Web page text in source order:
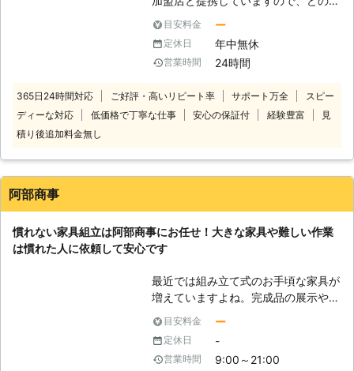
方にお住まいのお客様でも迅速に対応
いたします。 コールセンターでは24
時間365日年中無休でお電話を受け付
けています。 深夜でも早朝でもお客
話ください。 コールセンターのスタ
ッフがお客様のお悩みをお聞きしま
ほしい」 「説明書を見ても家具の組
り、お悩みのお客様はぜひ家具移動組
立110番をご利用ください。 大きくて
移動が大変だった家具も、組立が難し
豊富なベテランが迅速に解決します。
家具移動組立110番では、家具の組立
作業や移動作業にお困りのお客様に喜
目安料金 ー
定休日 年中無休
営業時間 24時間
365日24時間対応 ご好評・高いリピート率 サポート万全
スピー
ディーな対応
低価格で丁寧な仕事 安心の保証付 経験豊富
見
積り後追加料金無し
阿部商事
慣れない家具組立は阿部商事にお任せ！大きな家具や難しい作業
は慣れた人に依頼して安心です
最近では組み立て式のお手頃な家具が
増えていますよね。完成品の展示や写
真を見て「これにしよう！」と決めて
もいざ家に届くと「組み立てが大
変……」という事態があるかと思いま
す。特に大型家具となれば、一人暮ら
目安料金 ー
定休日 -
営業時間 9:00～21:00